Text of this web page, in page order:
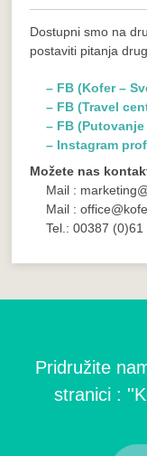
Dostupni smo na
postaviti pitanja
– FB (Kofer –
– FB (Travel
– FB
– Instagram
Možete nas
Mail :
Mail :
Tel.: 00387
Pridružite
stranici :